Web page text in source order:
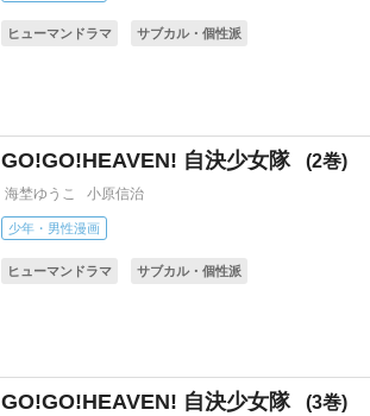
ヒューマンドラマ
サブカル・個性派
GO!GO!HEAVEN! 自決少女隊 2
海埜ゆうこ 小原信治
少年・男性漫画
ヒューマンドラマ
サブカル・個性派
GO!GO!HEAVEN! 自決少女隊 3